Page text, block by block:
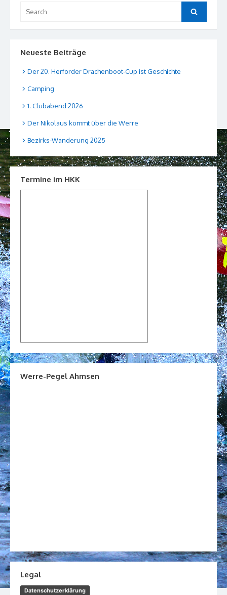
for:
Search
Neueste Beiträge
Der 20. Herforder Drachenboot-Cup ist Geschichte
Camping
1. Clubabend 2026
Der Nikolaus kommt über die Werre
Bezirks-Wanderung 2025
Termine im HKK
Werre-Pegel Ahmsen
Legal
Datenschutzerklärung